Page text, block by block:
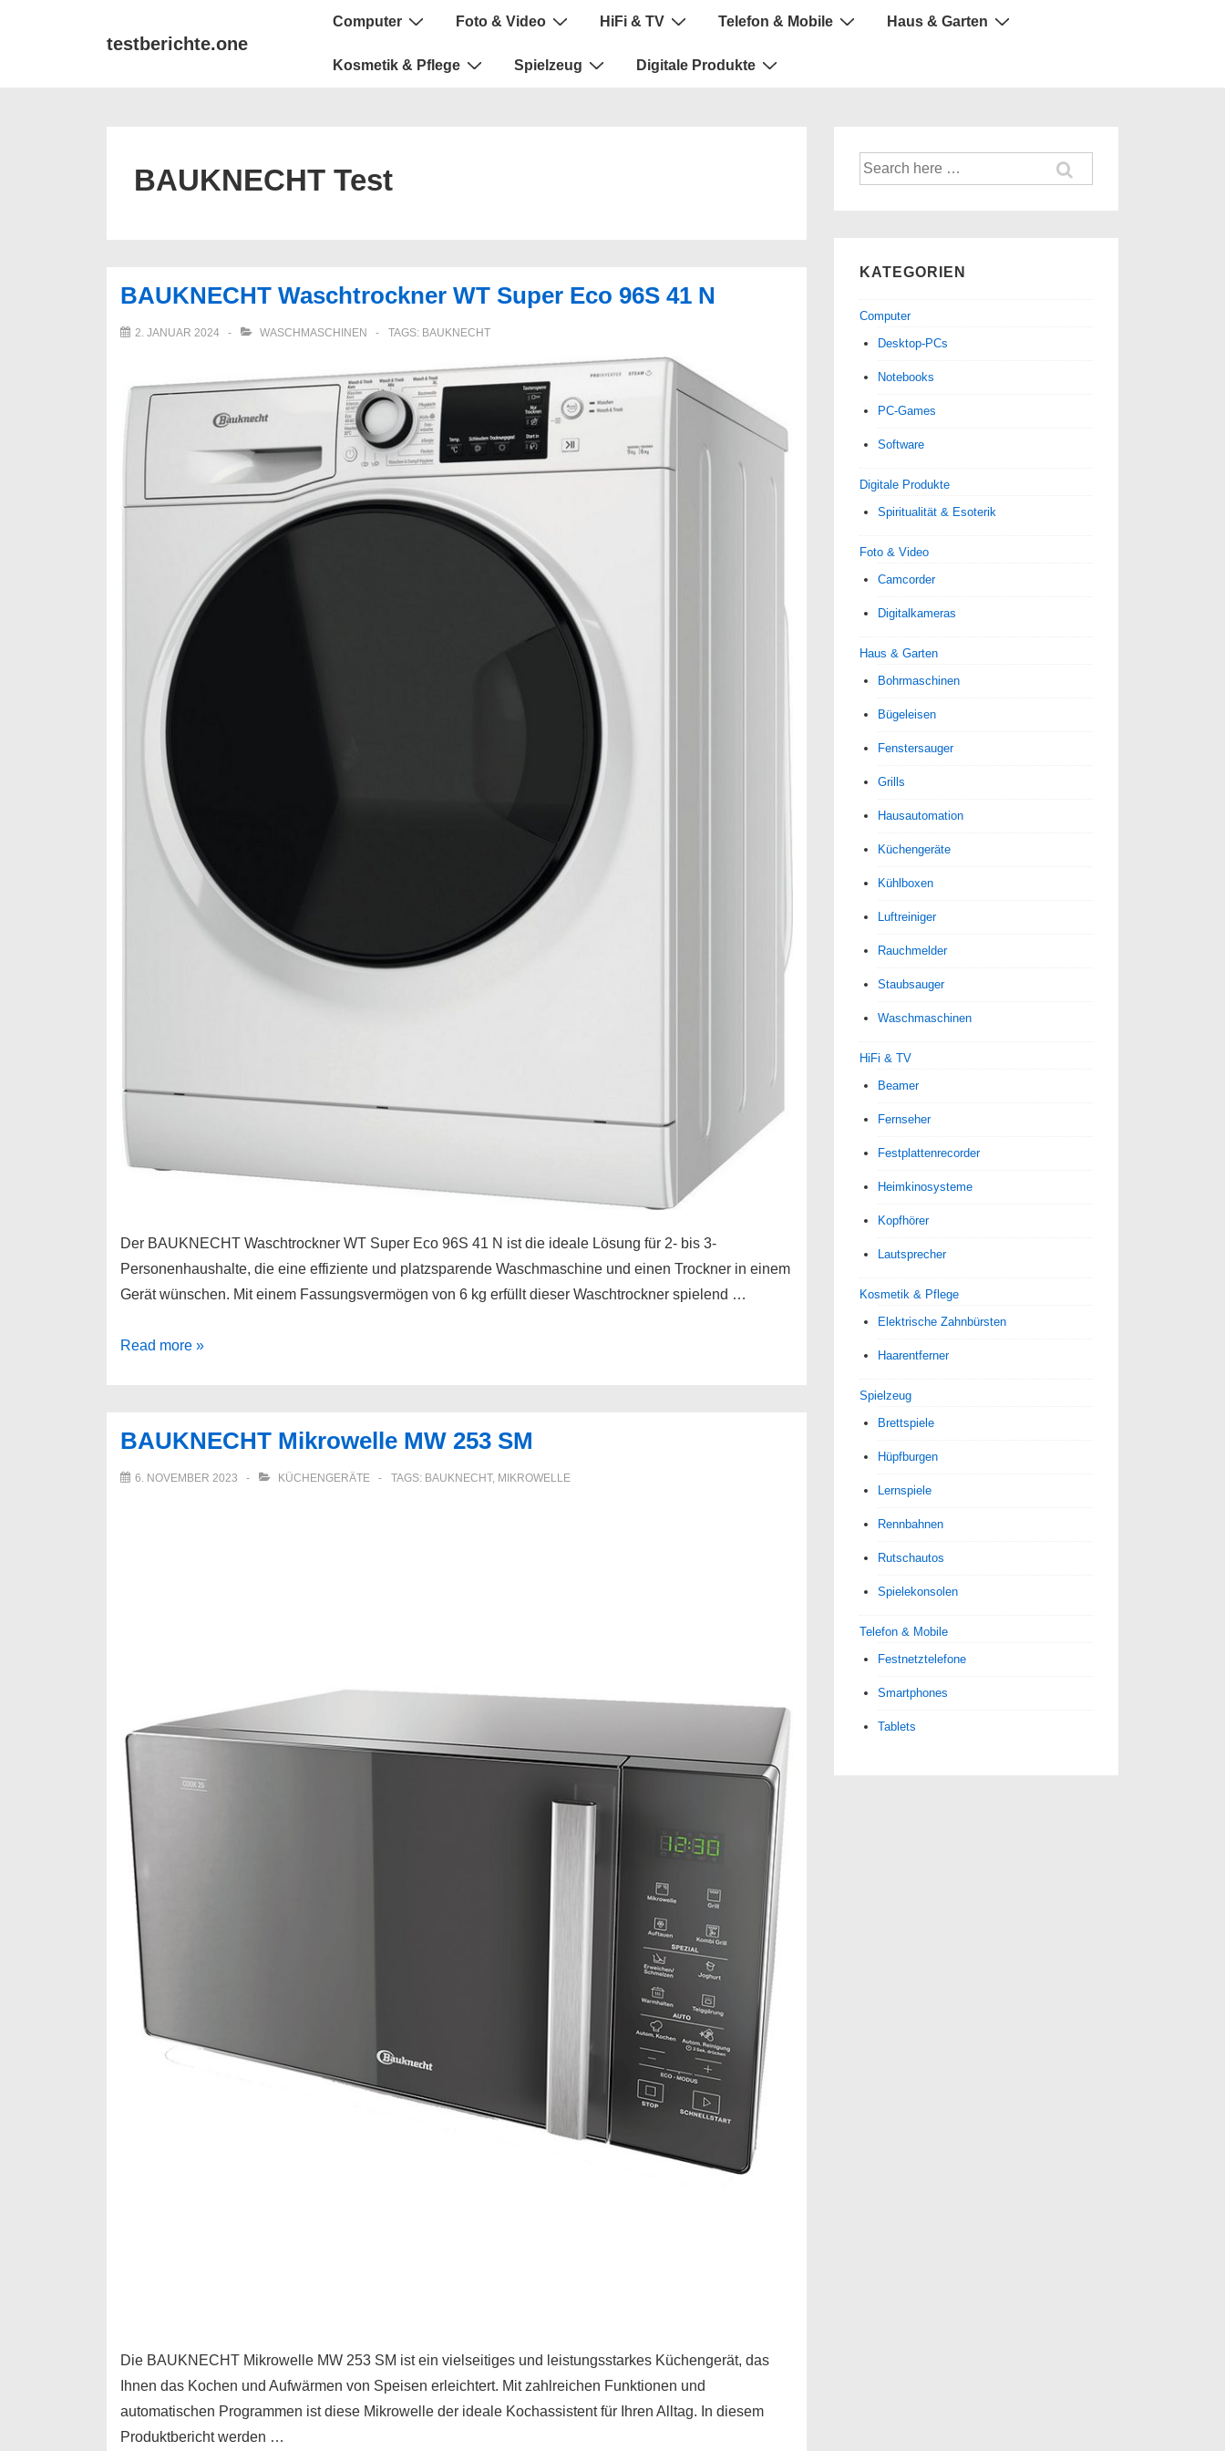
testberichte.one
Main
Computer Foto & Video HiFi & TV Telefon & Mobile Haus & Garten
Kosmetik & Pflege Spielzeug Digitale Produkte
BAUKNECHT Test
BAUKNECHT Waschtrockner WT Super Eco 96S 41 N
2. JANUAR 2024 WASCHMASCHINEN TAGS: BAUKNECHT
Der BAUKNECHT Waschtrockner WT Super Eco 96S 41 N ist die ideale Lösung für 2- bis 3-
Personenhaushalte, die eine effiziente und platzsparende Waschmaschine und einen Trockner in einem
Gerät wünschen. Mit einem Fassungsvermögen von 6 kg erfüllt dieser Waschtrockner spielend …
BAUKNECHT
Eco
96S
Read more »
BAUKNECHT Mikrowelle MW 253 SM
6. NOVEMBER 2023 KÜCHENGERÄTE TAGS: BAUKNECHT, MIKROWELLE
Die BAUKNECHT Mikrowelle MW 253 SM ist ein vielseitiges und leistungsstarkes Küchengerät, das
Ihnen das Kochen und Aufwärmen von Speisen erleichtert. Mit zahlreichen Funktionen und
automatischen Programmen ist diese Mikrowelle der ideale Kochassistent für Ihren Alltag. In diesem
Produktbericht werden …
Suche
nach:
KATEGORIEN
Computer
Desktop-PCs
Notebooks
PC-Games
Software
Digitale Produkte
Spiri­tua­lität & Esoterik
Foto & Video
Camcorder
Digitalkameras
Haus & Garten
Bohrmaschinen
Bügeleisen
Fenstersauger
Grills
Hausautomation
Küchengeräte
Kühlboxen
Luftreiniger
Rauchmelder
Staubsauger
Waschmaschinen
HiFi & TV
Beamer
Fernseher
Festplattenrecorder
Heimkinosysteme
Kopfhörer
Lautsprecher
Kosmetik & Pflege
Elektrische Zahnbürsten
Haarentferner
Spielzeug
Brettspiele
Hüpfburgen
Lernspiele
Rennbahnen
Rutschautos
Spielekonsolen
Telefon & Mobile
Festnetztelefone
Smartphones
Tablets